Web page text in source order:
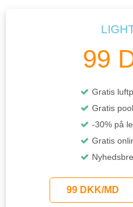
99
Gratis
Gratis
-30% på
Gratis
99 DKK/MD